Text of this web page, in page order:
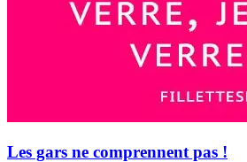
Les gars ne comprennent pas !